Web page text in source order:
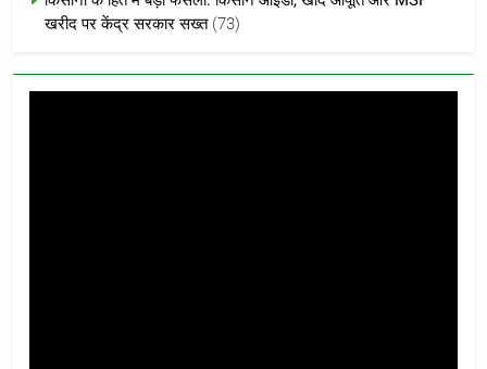
खरीद पर केंद्र सरकार सख्त (73)